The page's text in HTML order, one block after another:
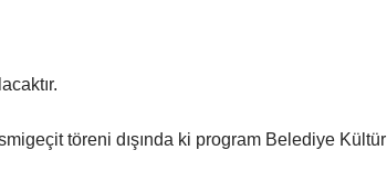
töreni dışında ki program Belediye Kültür